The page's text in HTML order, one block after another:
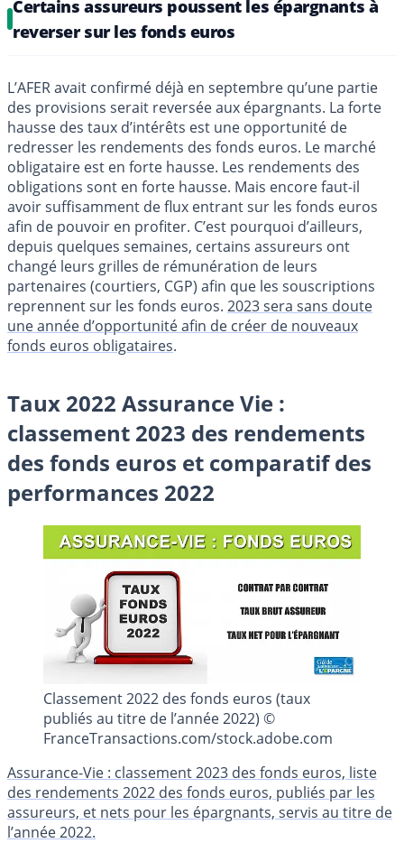
Certains assureurs poussent les épargnants à
reverser sur les fonds euros
L’AFER avait confirmé déjà en septembre qu’une partie
des provisions serait reversée aux épargnants. La forte
hausse des taux d’intérêts est une opportunité de
redresser les rendements des fonds euros. Le marché
obligataire est en forte hausse. Les rendements des
obligations sont en forte hausse. Mais encore faut-il
avoir suffisamment de flux entrant sur les fonds euros
afin de pouvoir en profiter. C’est pourquoi d’ailleurs,
depuis quelques semaines, certains assureurs ont
changé leurs grilles de rémunération de leurs
partenaires (courtiers, CGP) afin que les souscriptions
reprennent sur les fonds euros. 2023 sera sans doute
une année d’opportunité afin de créer de nouveaux
fonds euros obligataires.
Taux 2022 Assurance Vie :
classement 2023 des rendements
des fonds euros et comparatif des
performances 2022
Classement 2022 des fonds euros (taux
publiés au titre de l’année 2022) ©
FranceTransactions.com/stock.adobe.com
Assurance-Vie : classement 2023 des fonds euros, liste
des rendements 2022 des fonds euros, publiés par les
assureurs, et nets pour les épargnants, servis au titre de
l’année 2022.